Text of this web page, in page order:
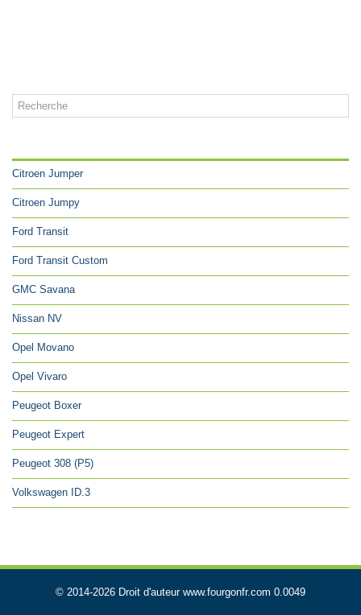
Citroen Jumper
Citroen Jumpy
Ford Transit
Ford Transit Custom
GMC Savana
Nissan NV
Opel Movano
Opel Vivaro
Peugeot Boxer
Peugeot Expert
Peugeot 308 (P5)
Volkswagen ID.3
© 2014-2026 Droit d'auteur www.fourgonfr.com 0.0049